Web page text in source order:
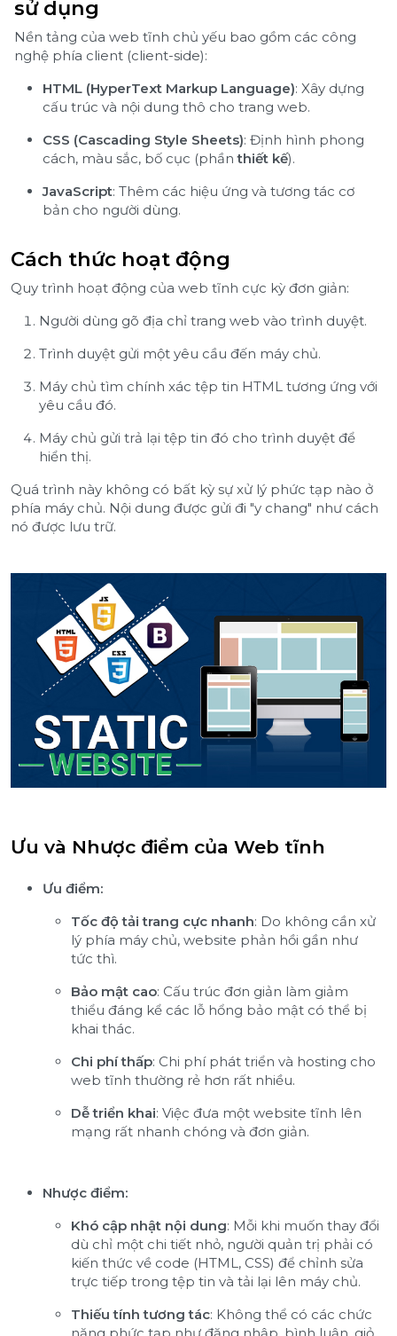
sử dụng
Nền tảng của web tĩnh chủ yếu bao gồm các công
nghệ phía client (client-side):
HTML (HyperText Markup Language): Xây dựng
cấu trúc và nội dung thô cho trang web.
CSS (Cascading Style Sheets): Định hình phong
cách, màu sắc, bố cục (phầnthiết kế).
JavaScript: Thêm các hiệu ứng và tương tác cơ
bản cho người dùng.
Cách thức hoạt động
Quy trình hoạt động của web tĩnh cực kỳ đơn giản:
Người dùng gõ địa chỉ trang web vào trình duyệt.
Trình duyệt gửi một yêu cầu đến máy chủ.
Máy chủ tìm chính xác tệp tin HTML tương ứng với
yêu cầu đó.
Máy chủ gửi trả lại tệp tin đó cho trình duyệt để
hiển thị.
Quá trình này không có bất kỳ sự xử lý phức tạp nào ở
phía máy chủ. Nội dung được gửi đi "y chang" như cách
nó được lưu trữ.
Ưu và Nhược điểm của Web tĩnh
Ưu điểm:
Tốc độ tải trang cực nhanh: Do không cần xử
lý phía máy chủ, website phản hồi gần như
tức thì.
Bảo mật cao: Cấu trúc đơn giản làm giảm
thiểu đáng kể các lỗ hổng bảo mật có thể bị
khai thác.
Chi phí thấp: Chi phí phát triển và hosting cho
web tĩnh thường rẻ hơn rất nhiều.
Dễ triển khai: Việc đưa một website tĩnh lên
mạng rất nhanh chóng và đơn giản.
Nhược điểm:
Khó cập nhật nội dung: Mỗi khi muốn thay đổi
dù chỉ một chi tiết nhỏ, người quản trị phải có
kiến thức về code (HTML, CSS) để chỉnh sửa
trực tiếp trong tệp tin và tải lại lên máy chủ.
Thiếu tính tương tác: Không thể có các chức